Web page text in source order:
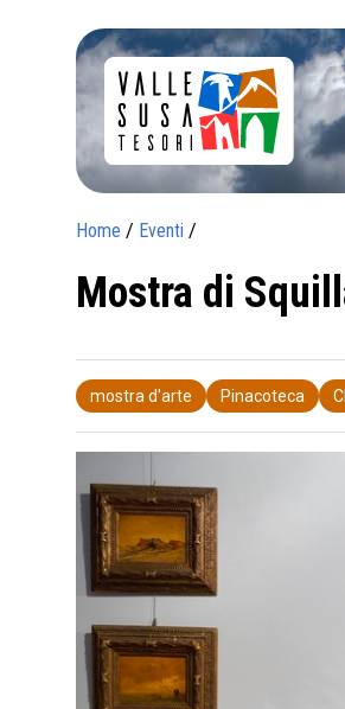
Home / Eventi /
Mostra di
mostra d'arte Pinacoteca